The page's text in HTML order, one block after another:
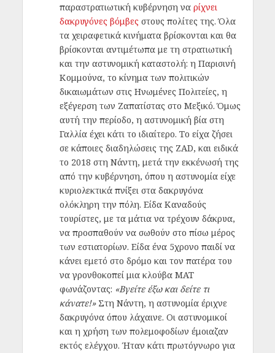
παραστρατιωτική κυβέρνηση να ρίχνει
δακρυγόνες βόμβεςστους πολίτες της. Όλα
τα χειραφετικά κινήματα βρίσκονται και θα
βρίσκονται αντιμέτωπα με τη στρατιωτική
και την αστυνομική καταστολή: η Παρισινή
Κομμούνα, το κίνημα των πολιτικών
δικαιωμάτων στις Ηνωμένες Πολιτείες, η
εξέγερση των Ζαπατίστας στο Μεξικό. Όμως
αυτή την περίοδο, η αστυνομική βία στη
Γαλλία έχει κάτι το ιδιαίτερο. Το είχα ζήσει
σε κάποιες διαδηλώσεις της ZAD, και ειδικά
το 2018 στη Νάντη, μετά την εκκένωσή της
από την κυβέρνηση, όπου η αστυνομία είχε
κυριολεκτικά πνίξει στα δακρυγόνα
ολόκληρη την πόλη. Είδα Καναδούς
τουρίστες, με τα μάτια να τρέχουν δάκρυα,
να προσπαθούν να σωθούν στο πίσω μέρος
των εστιατορίων. Είδα ένα 5χρονο παιδί να
κάνει εμετό στο δρόμο και τον πατέρα του
να γρονθοκοπεί μια κλούβα ΜΑΤ
φωνάζοντας: «Βγείτε έξω και δείτε τι
κάνατε!»Στη Νάντη, η αστυνομία έριχνε
δακρυγόνα όπου λάχαινε. Οι αστυνομικοί
και η χρήση των πολεμοφοδίων έμοιαζαν
εκτός ελέγχου. Ήταν κάτι πρωτόγνωρο για